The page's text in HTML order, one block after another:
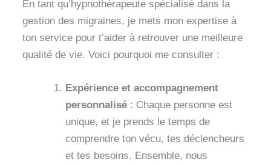
En tant qu’hypnothérapeute spécialisé dans la
gestion des migraines, je mets mon expertise à
ton service pour t’aider à retrouver une meilleure
qualité de vie. Voici pourquoi me consulter :
Expérience et accompagnement
personnalisé : Chaque personne est
unique, et je prends le temps de
comprendre ton vécu, tes déclencheurs
et tes besoins. Ensemble, nous